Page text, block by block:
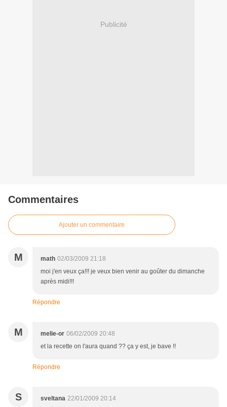
Publicité
Commentaires
Ajouter un commentaire
M math 02/03/2009 21:18
moi j'en veux ça!!! je veux bien venir au goûter du dimanche
après midi!!!
Répondre
M melie-or 06/02/2009 20:48
et la recette on l'aura quand ?? ça y est, je bave !!
Répondre
S sveltana 22/01/2009 20:14